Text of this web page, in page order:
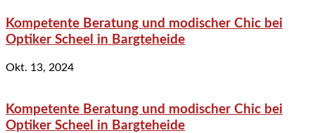
Kompetente Beratung und modischer Chic bei
Optiker Scheel in Bargteheide
Okt. 13, 2024
Kompetente Beratung und modischer Chic bei
Optiker Scheel in Bargteheide